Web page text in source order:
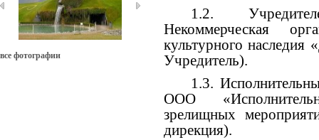
все фотографии
1.2.
Некоммерческая
культурного наследия
Учредитель).
1.3.
ООО
зрелищных
дирекция).